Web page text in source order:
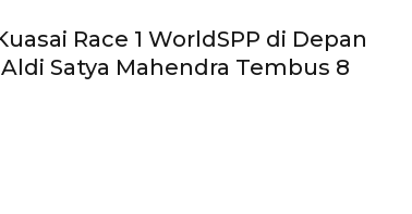
Race 1 WorldSPP di Depan
Satya Mahendra Tembus 8